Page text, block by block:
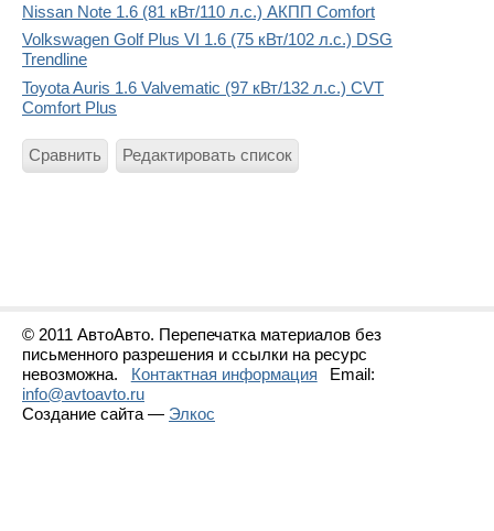
Nissan Note 1.6 (81 кВт/110 л.с.) АКПП Comfort
Volkswagen Golf Plus VI 1.6 (75 кВт/102 л.с.) DSG
Trendline
Toyota Auris 1.6 Valvematic (97 кВт/132 л.с.) CVT
Comfort Plus
Сравнить Редактировать список
© 2011 АвтоАвто. Перепечатка материалов без
письменного разрешения и ссылки на ресурс
невозможна.
Контактная информация
Email:
info@avtoavto.ru
Создание сайта — Элкос